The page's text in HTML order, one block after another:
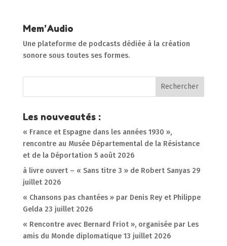
Mem’Audio
Une plateforme de podcasts dédiée à la création
sonore sous toutes ses formes.
Les nouveautés :
« France et Espagne dans les années 1930 »,
rencontre au Musée Départemental de la Résistance
et de la Déportation 5 août 2026
à livre ouvert – « Sans titre 3 » de Robert Sanyas 29
juillet 2026
« Chansons pas chantées » par Denis Rey et Philippe
Gelda 23 juillet 2026
« Rencontre avec Bernard Friot », organisée par Les
amis du Monde diplomatique 13 juillet 2026